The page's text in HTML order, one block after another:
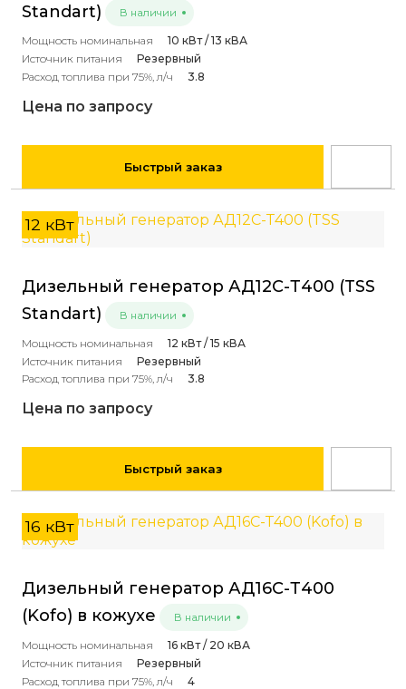
Standart)
В наличии
Мощность номинальная
10 кВт / 13 кВА
Источник питания
Резервный
Расход топлива при 75%, л/ч
3.8
Цена по запросу
Быстрый заказ
12 кВт
Дизельный генератор АД12С-Т400 (TSS
Standart)
В наличии
Мощность номинальная
12 кВт / 15 кВА
Источник питания
Резервный
Расход топлива при 75%, л/ч
3.8
Цена по запросу
Быстрый заказ
16 кВт
Дизельный генератор АД16С-Т400
(Kofo) в кожухе
В наличии
Мощность номинальная
16 кВт / 20 кВА
Источник питания
Резервный
Расход топлива при 75%, л/ч
4